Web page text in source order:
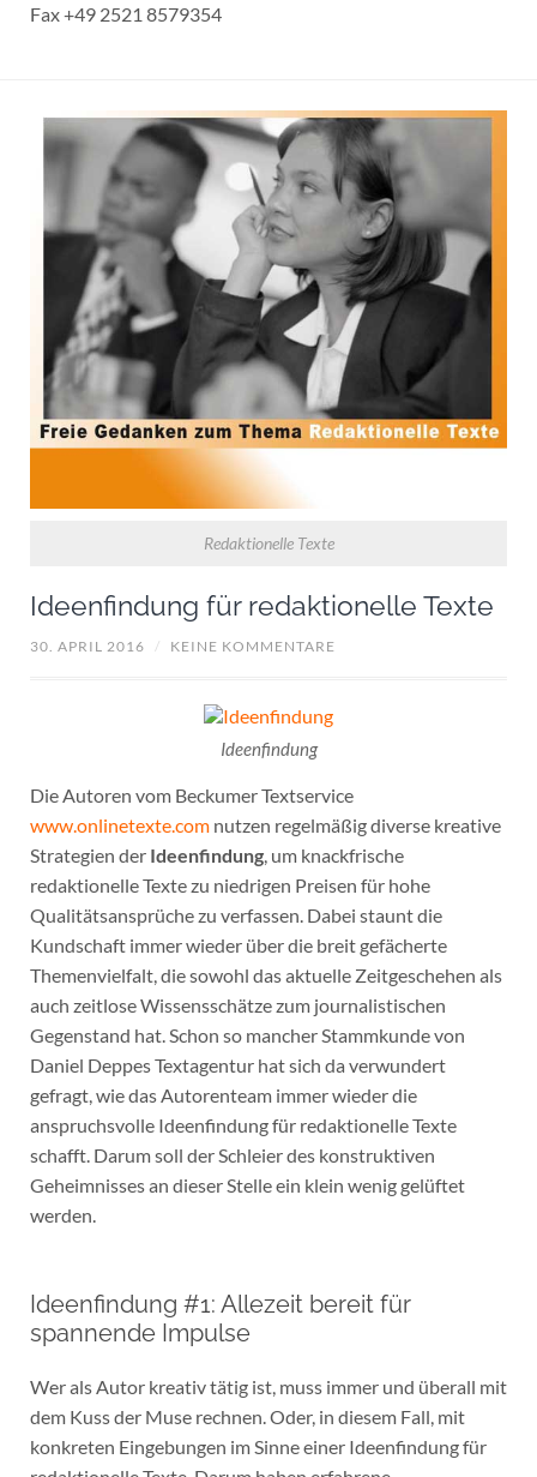
Fax +49 2521 8579354
Redaktionelle Texte
Ideenfindung für redaktionelle Texte
30. APRIL 2016 / KEINE KOMMENTARE
Ideenfindung
Die Autoren vom Beckumer Textservice
www.onlinetexte.comnutzen regelmäßig diverse kreative
Strategien der Ideenfindung, um knackfrische
redaktionelle Texte zu niedrigen Preisen für hohe
Qualitätsansprüche zu verfassen. Dabei staunt die
Kundschaft immer wieder über die breit gefächerte
Themenvielfalt, die sowohl das aktuelle Zeitgeschehen als
auch zeitlose Wissensschätze zum journalistischen
Gegenstand hat. Schon so mancher Stammkunde von
Daniel Deppes Textagentur hat sich da verwundert
gefragt, wie das Autorenteam immer wieder die
anspruchsvolle Ideenfindung für redaktionelle Texte
schafft. Darum soll der Schleier des konstruktiven
Geheimnisses an dieser Stelle ein klein wenig gelüftet
werden.
Ideenfindung #1: Allezeit bereit für
spannende Impulse
Wer als Autor kreativ tätig ist, muss immer und überall mit
dem Kuss der Muse rechnen. Oder, in diesem Fall, mit
konkreten Eingebungen im Sinne einer Ideenfindung für